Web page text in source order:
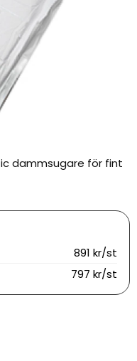
dammsugare för fint
891 kr/st
797 kr/st